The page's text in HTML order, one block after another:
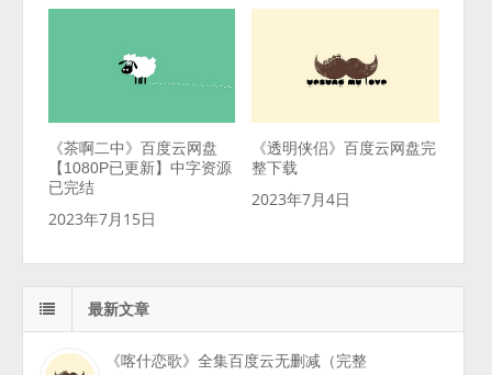
《茶啊二中》百度云网盘
【1080P已更新】中字资源
已完结
2023年7月15日
《透明侠侣》百度云网盘完
整下载
2023年7月4日
最新文章
《喀什恋歌》全集百度云无删减（完整